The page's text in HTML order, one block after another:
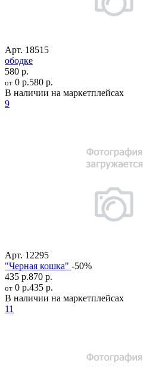
Арт. 18515
ободке
580 р.
от 0 р.580 р.
В наличии на маркетплейсах
9
Арт. 12295
"Черная кошка" -50%
435 р.870 р.
от 0 р.435 р.
В наличии на маркетплейсах
11